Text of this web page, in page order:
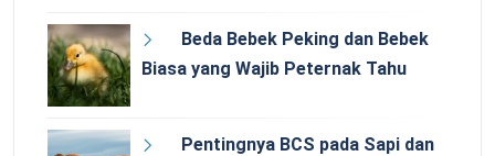
Beda Bebek Peking dan Bebek
Biasa yang Wajib Peternak Tahu
Pentingnya BCS pada Sapi dan